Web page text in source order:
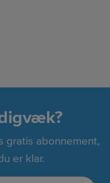
gratis abonnement,
er klar.